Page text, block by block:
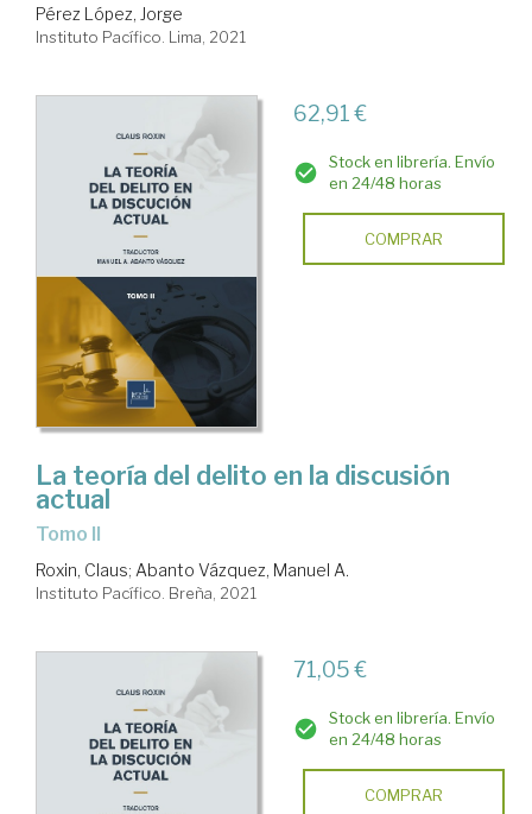
Pérez López, Jorge
Instituto Pacífico. Lima, 2021
62,91 €
Stock en librería. Envío
en 24/48 horas
COMPRAR
La teoría del delito en la discusión
actual
Tomo II
Roxin, Claus; Abanto Vázquez, Manuel A.
Instituto Pacífico. Breña, 2021
71,05 €
Stock en librería. Envío
en 24/48 horas
COMPRAR